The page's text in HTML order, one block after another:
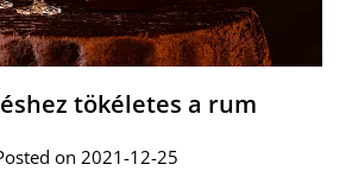
tökéletes a rum
on 2021-12-25